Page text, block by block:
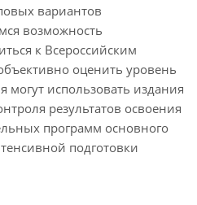
вариантов
возможность
к Всероссийским
оценить уровень
могут использовать издания
результатов освоения
программ основного
подготовки